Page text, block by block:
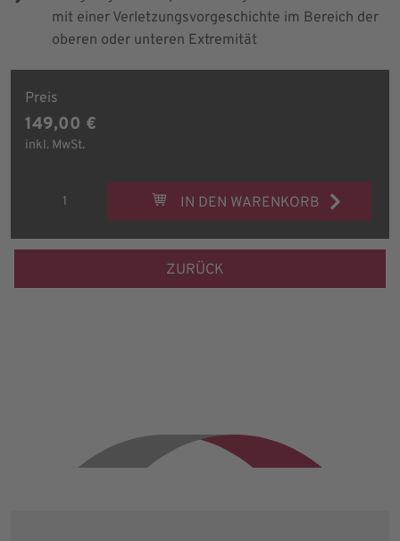
mit einer Verletzungsvorgeschichte im Bereich der
oberen oder unteren Extremität
Preis
149,00 €
inkl. MwSt.
IN DEN WARENKORB
ZURÜCK